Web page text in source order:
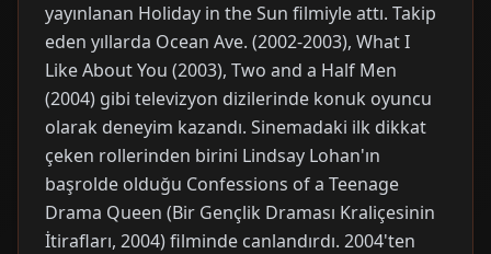
yayınlanan Holiday in the Sun filmiyle attı. Takip
eden yıllarda Ocean Ave. (2002-2003), What I
Like About You (2003), Two and a Half Men
(2004) gibi televizyon dizilerinde konuk oyuncu
olarak deneyim kazandı. Sinemadaki ilk dikkat
çeken rollerinden birini Lindsay Lohan'ın
başrolde olduğu Confessions of a Teenage
Drama Queen (Bir Gençlik Draması Kraliçesinin
İtirafları, 2004) filminde canlandırdı. 2004'ten